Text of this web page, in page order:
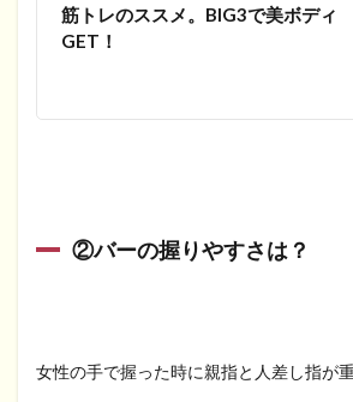
筋トレのススメ。BIG3で美ボディ
GET！
②バーの握りやすさは？
女性の手で握った時に親指と人差し指が